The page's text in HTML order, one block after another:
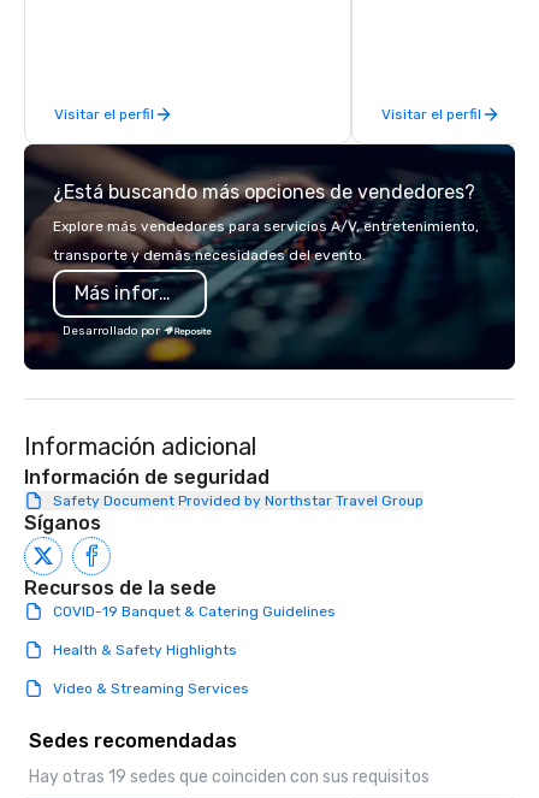
Visitar el perfil
decade of experience
historic tours in Salt
vehicle for the best
experience:
handicap accessible,
entertain you with
Visitar el perfil
¿Está buscando más opciones de vendedores?
Explore más vendedores para servicios A/V, entretenimiento,
transporte y demás necesidades del evento.
Más información
Desarrollado por
Información adicional
Información de seguridad
Safety Document Provided by Northstar Travel Group
Síganos
Recursos de la sede
COVID-19 Banquet & Catering Guidelines
Health & Safety Highlights
Video & Streaming Services
Sedes recomendadas
Hay otras 19 sedes que coinciden con sus requisitos